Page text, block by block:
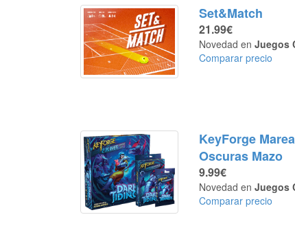
Set&Match
21.99€
Novedad enJuegos
Comparar precio
KeyForge
Oscuras Mazo
9.99€
Novedad enJuegos
Comparar precio